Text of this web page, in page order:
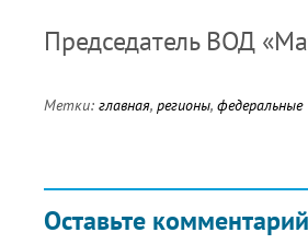
Председатель ВОД
Метки: главная, регионы, федеральные
Оставьте комментарий